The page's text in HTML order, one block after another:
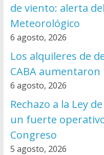
de viento: alerta
Meteorológico
6 agosto, 2026
Los alquileres de
CABA aumentaron
6 agosto, 2026
Rechazo a la Ley
un fuerte
Congreso
5 agosto, 2026